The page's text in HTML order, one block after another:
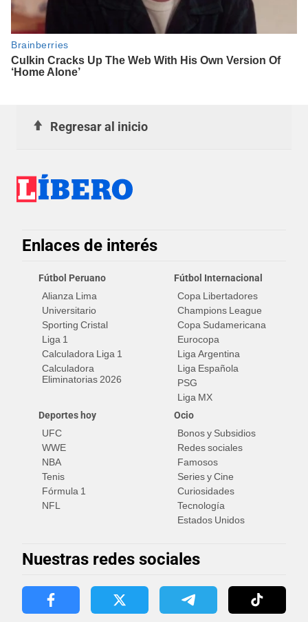
Regresar al inicio
Enlaces de interés
Fútbol Peruano
Alianza Lima
Universitario
Sporting Cristal
Liga 1
Calculadora Liga 1
Calculadora
Eliminatorias 2026
Fútbol Internacional
Copa Libertadores
Champions League
Copa Sudamericana
Eurocopa
Liga Argentina
Liga Española
PSG
Liga MX
Deportes hoy
UFC
WWE
NBA
Tenis
Fórmula 1
NFL
Ocio
Bonos y Subsidios
Redes sociales
Famosos
Series y Cine
Curiosidades
Tecnología
Estados Unidos
Nuestras redes sociales